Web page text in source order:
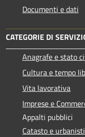
Documenti e dati
CATEGORIE DI
Anagrafe e stato
Cultura e tempo
Vita lavorativa
Imprese e
Appalti pubblici
Catasto e